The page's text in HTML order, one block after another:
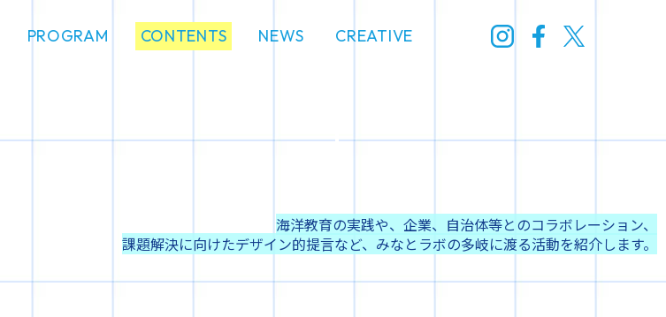
PROGRAM CONTENTS NEWS CREATIVE
海洋教育の実践や、企業、 自治体等とのコラボレーション、
課題解決に向けたデザイン的提言など、みなとラボの多岐に渡る活動を紹介します。